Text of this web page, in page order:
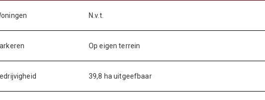
N.v.t.
Op eigen terrein
39,8 ha uitgeefbaar